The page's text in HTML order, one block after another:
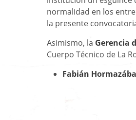
normalidad en los
la presente
Asimismo, la Gerencia
Cuerpo Técnico de La
Fabián